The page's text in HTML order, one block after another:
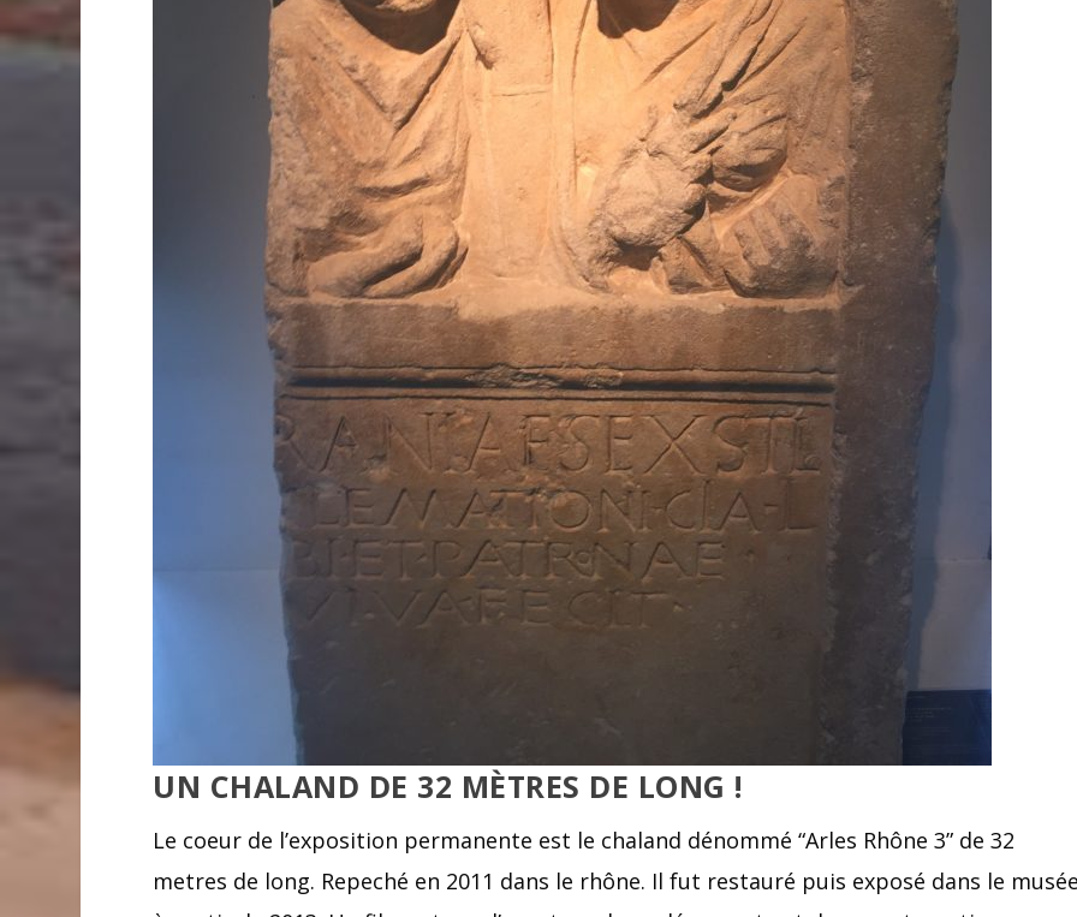
UN CHALAND DE 32 MÈTRES DE LONG !
Le coeur de l’exposition permanente est le chaland dénommé “Arles Rhône 3” de 32
metres de long. Repeché en 2011 dans le rhône. Il fut restauré puis exposé dans le